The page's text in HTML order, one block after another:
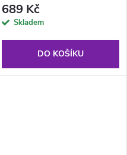
689 Kč
Skladem
DO KOŠÍKU